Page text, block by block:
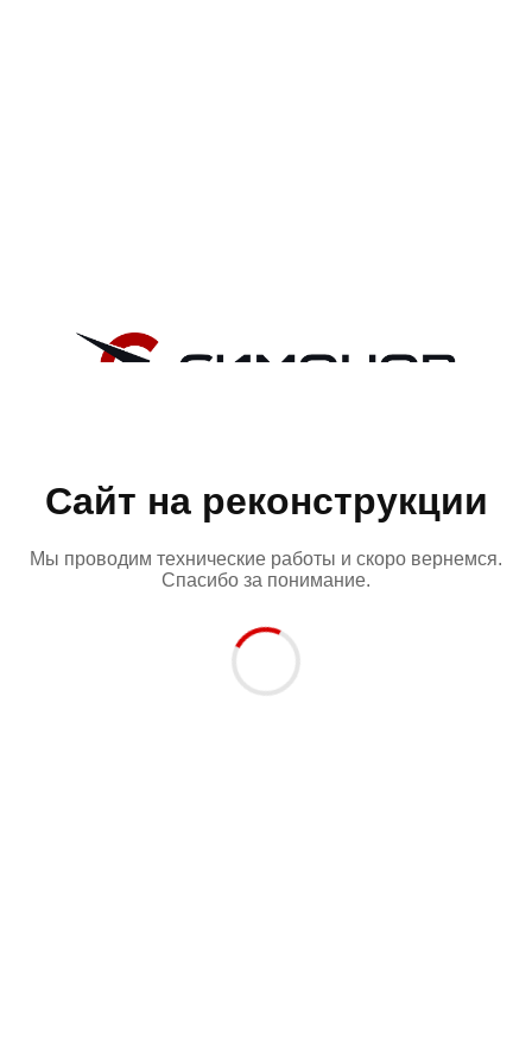
Сайт на реконструкции
Мы проводим технические работы и скоро вернемся.
Спасибо за понимание.